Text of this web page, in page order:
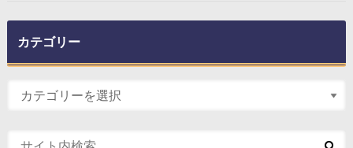
カテゴリー